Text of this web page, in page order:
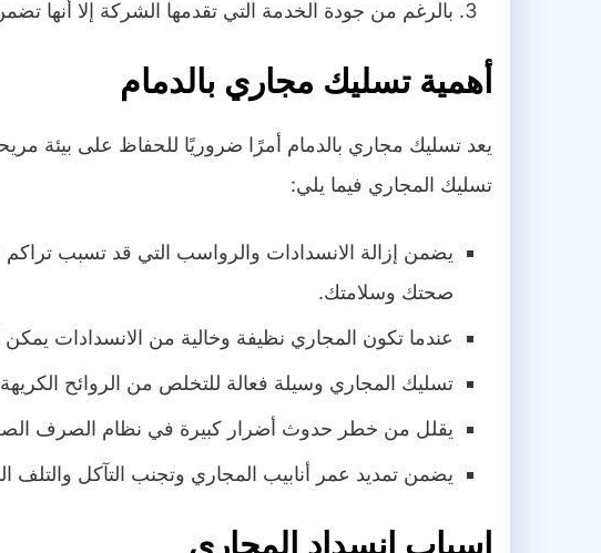
بالرغم من جودة الخدمة التي تقدمها الشركة إلا أنها
أهمية تسليك مجاري بالدمام
يعد تسليك مجاري بالدمام أمرًا ضروريًا للحفاظ على بيئة
تسليك المجاري فيما يلي:
يضمن إزالة الانسدادات والرواسب التي قد تسبب
صحتك وسلامتك.
عندما تكون المجاري نظيفة وخالية من الانسدادات
تسليك المجاري وسيلة فعالة للتخلص من الروائح
يقلل من خطر حدوث أضرار كبيرة في نظام الصرف
يضمن تمديد عمر أنابيب المجاري وتجنب التآكل والتلف
اسباب انسداد المجاري